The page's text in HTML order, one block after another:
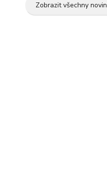
Zobrazit všechny